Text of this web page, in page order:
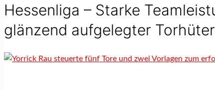
Hessenliga – Starke
glänzend aufgelegter Torhüter